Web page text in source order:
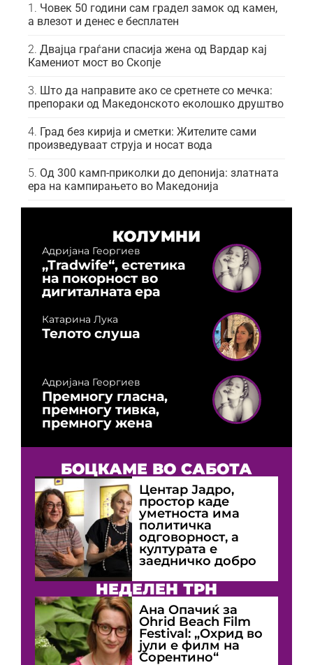
Човек 50 години сам градел замок од камен,
а влезот и денес е бесплатен
Двајца граѓани спасија жена од Вардар кај
Камениот мост во Скопје
Што да направите ако се сретнете со мечка:
препораки од Македонското еколошко друштво
Град без кирија и сметки: Жителите сами
произведуваат струја и носат вода
Од 300 камп-приколки до депонија: златната
ера на кампирањето во Македонија
КОЛУМНИ
Адријана Георгиев
„Tradwife“, естетика
на покорност во
дигиталната ера
Катарина Лука
Телото слуша
Адријана Георгиев
Премногу гласна,
премногу тивка,
премногу жена
БОЦКАМЕ ВО САБОТА
Центар Јадро,
простор каде
уметноста има
политичка
одговорност, а
културата е
заедничко добро
НЕДЕЛЕН ТРН
Ана Опачиќ за
Оhrid Beach Film
Festival: „Охрид во
јули е филм на
Сорентино“